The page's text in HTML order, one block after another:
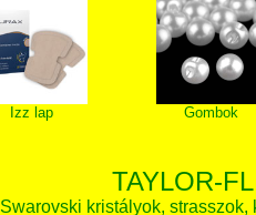
Izz lap Gombok
TAYLOR-
Swarovski kristályok,